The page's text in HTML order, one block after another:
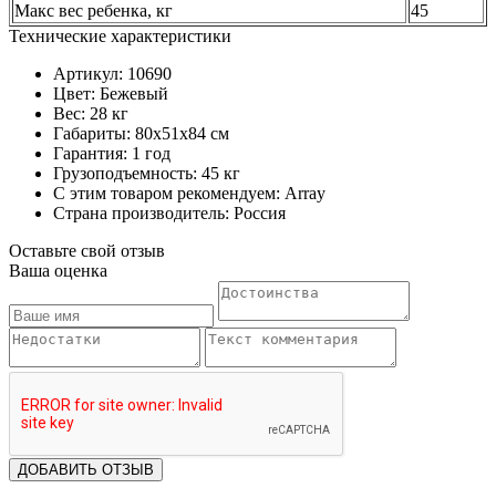
Макс вес ребенка, кг
45
Технические характеристики
Артикул: 10690
Цвет: Бежевый
Вес: 28 кг
Габариты: 80х51х84 см
Гарантия: 1 год
Грузоподъемность: 45 кг
С этим товаром рекомендуем: Array
Страна производитель: Россия
Оставьте свой отзыв
Ваша оценка
ДОБАВИТЬ ОТЗЫВ